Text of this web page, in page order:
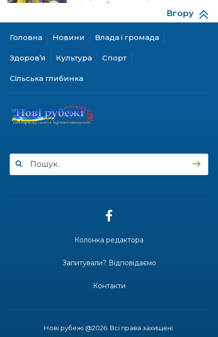
унікальний телепроєкт
18.07.2026
Криничанської громади за
100-ий день народження відзначила
жителька Первозванівки Олена
16.07.2026
ДОЩІ СТРИМУЮТЬ ЖНИВА
громади мають регулярне
сполучення
Головна Новини Влада і громада
Здоров’я Культура Спорт
Сільська глибинка
Вгору
Нові рубежі @2026. Всі права захищені.
Колонка редактора
Запитували? Відповідаємо
Контакти